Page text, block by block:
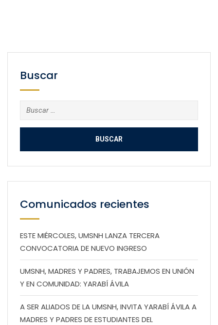
Buscar
Buscar:
Comunicados recientes
ESTE MIÉRCOLES, UMSNH LANZA TERCERA
CONVOCATORIA DE NUEVO INGRESO
UMSNH, MADRES Y PADRES, TRABAJEMOS EN UNIÓN
Y EN COMUNIDAD: YARABÍ ÁVILA
A SER ALIADOS DE LA UMSNH, INVITA YARABÍ ÁVILA A
MADRES Y PADRES DE ESTUDIANTES DEL